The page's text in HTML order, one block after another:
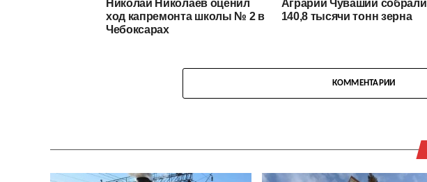
Николай Николаев оценил
ход капремонта школы № 2 в
Чебоксарах
Аграрии Чувашии собрали
140,8 тысячи тонн зерна
КОММЕНТАРИИ